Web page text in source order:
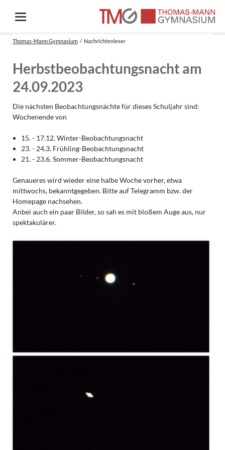
Thomas-Mann Gymnasium Nachrichtenleser
Herbstbeobachtungsnacht am
24.09.2023
Die nächsten Beobachtungsnächte für dieses Schuljahr sind:
Wochenende von
15. - 17.12. Winter-Beobachtungsnacht
23. - 24.3. Frühling-Beobachtungsnacht
21. - 23.6. Sommer-Beobachtungsnacht
Genaueres wird wieder eine halbe Woche vorher, etwa
mittwochs, bekanntgegeben. Bitte auf Telegramm bzw. der
Homepage nachsehen.
Anbei auch ein paar Bilder, so sah es mit bloßem Auge aus, nur
spektakulärer.